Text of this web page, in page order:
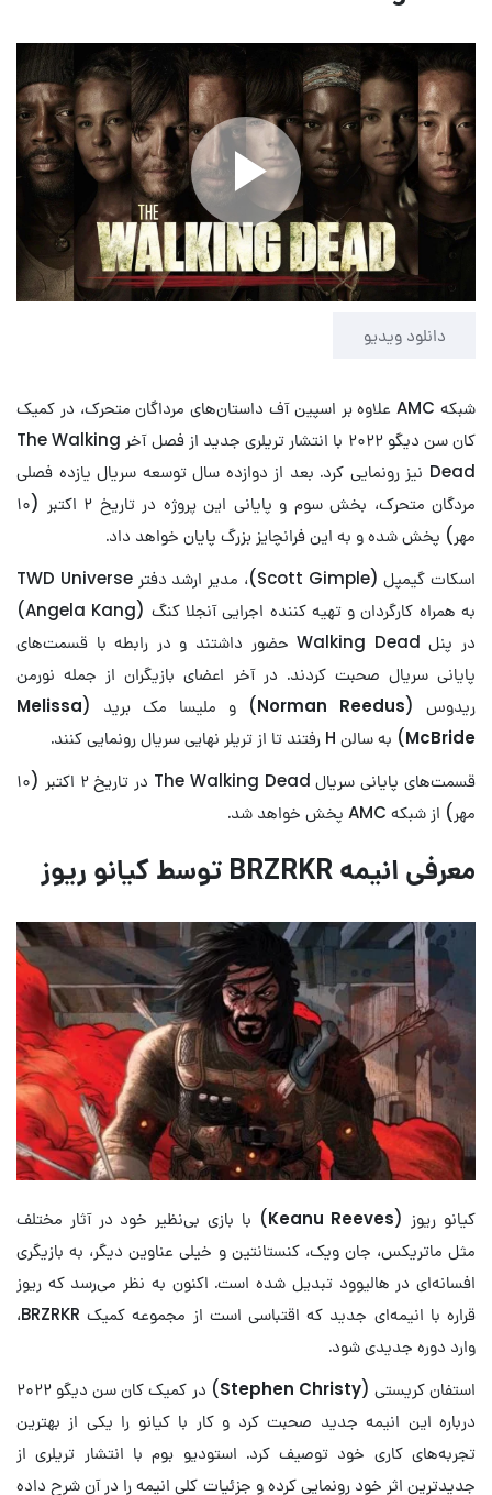
Play
دانلود ویدیو
شبکه AMC علاوه بر اسپین آف داستان‌های مرداگان متحرک، در کمیک
کان سن دیگو ۲۰۲۲ با انتشار تریلری جدید از فصل آخر The Walking
Dead نیز رونمایی کرد. بعد از دوازده سال توسعه سریال یازده فصلی
مردگان متحرک، بخش سوم و پایانی این پروژه در تاریخ ۲ اکتبر (۱۰
مهر) پخش شده و به این فرانچایز بزرگ پایان خواهد داد.
اسکات گیمپل (Scott Gimple)، مدیر ارشد دفتر TWD Universe
به همراه کارگردان و تهیه کننده اجرایی آنجلا کنگ (Angela Kang)
در پنل Walking Dead حضور داشتند و در رابطه با قسمت‌های
پایانی سریال صحبت کردند. در آخر اعضای بازیگران از جمله نورمن
ریدوس (Norman Reedus) و ملیسا مک برید (Melissa
McBride) به سالن H رفتند تا از تریلر نهایی سریال رونمایی کنند.
قسمت‌های پایانی سریال The Walking Dead در تاریخ ۲ اکتبر (۱۰
مهر) از شبکه AMC پخش خواهد شد.
معرفی انیمه BRZRKR توسط کیانو ریوز
کیانو ریوز (Keanu Reeves) با بازی بی‌نظیر خود در آثار مختلف
مثل ماتریکس، جان ویک، کنستانتین و خیلی عناوین دیگر، به بازیگری
افسانه‌ای در هالیوود تبدیل شده است. اکنون به نظر می‌رسد که ریوز
قراره با انیمه‌ای جدید که اقتباسی است از مجموعه کمیک BRZRKR،
وارد دوره جدیدی شود.
استفان کریستی (Stephen Christy
) در کمیک کان سن دیگو ۲۰۲۲
درباره این انیمه جدید صحبت کرد و کار با کیانو را یکی از بهترین
تجربه‌های کاری خود توصیف کرد. استودیو بوم با انتشار تریلری از
جدیدترین اثر خود رونمایی کرده و جزئیات کلی انیمه را در آن شرح داده